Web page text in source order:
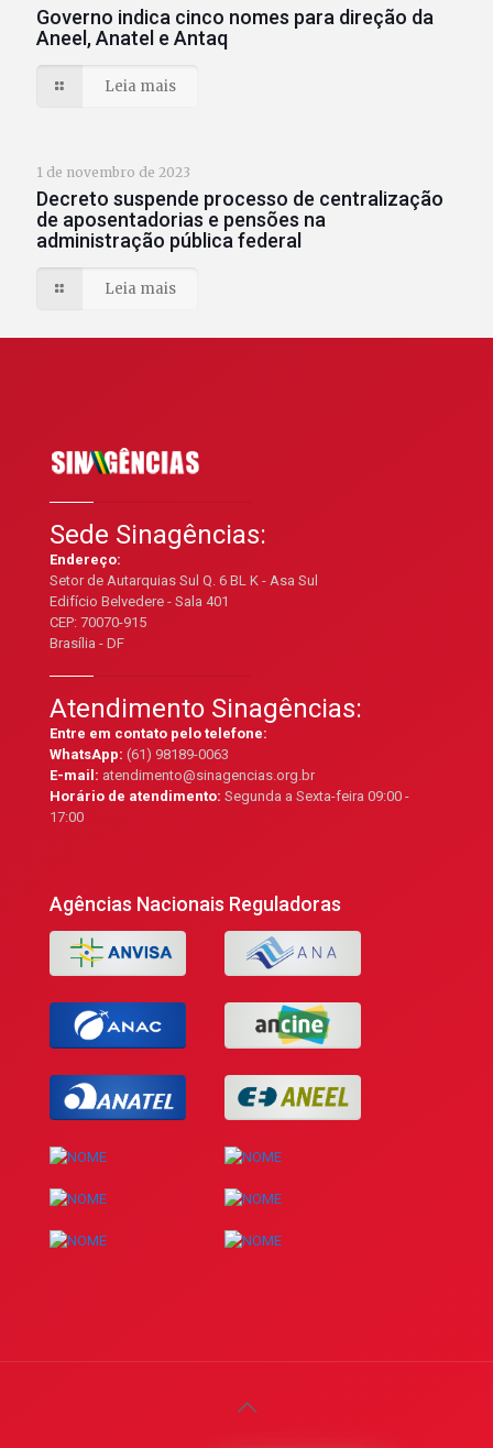
Governo indica cinco nomes para direção da
Aneel, Anatel e Antaq
Leia mais
1 de novembro de 2023
Decreto suspende processo de centralização
de aposentadorias e pensões na
administração pública federal
Leia mais
Sede Sinagências:
Endereço:
Setor de Autarquias Sul Q. 6 BL K - Asa Sul
Edifício Belvedere - Sala 401
CEP: 70070-915
Brasília - DF
Atendimento Sinagências:
Entre em contato pelo telefone:
WhatsApp: (61) 98189-0063
E-mail: atendimento@sinagencias.org.br
Horário de atendimento: Segunda a Sexta-feira 09:00 -
17:00
Agências Nacionais Reguladoras